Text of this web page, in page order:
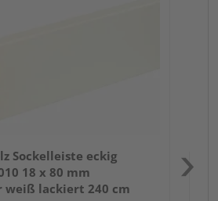
Sockelleiste eckig
18 x 80 mm
weiß lackiert 240 cm